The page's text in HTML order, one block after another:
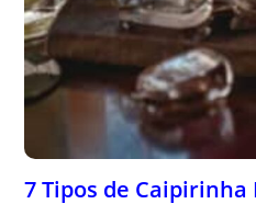
7 Tipos de